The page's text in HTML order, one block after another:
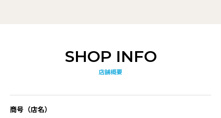
SHOP INFO
店舗概要
商号（店名）